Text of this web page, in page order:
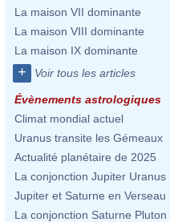
La maison VII dominante
La maison VIII dominante
La maison IX dominante
+ Voir tous les articles
Évènements astrologiques
Climat mondial actuel
Uranus transite les Gémeaux
Actualité planétaire de 2025
La conjonction Jupiter Uranus
Jupiter et Saturne en Verseau
La conjonction Saturne Pluton